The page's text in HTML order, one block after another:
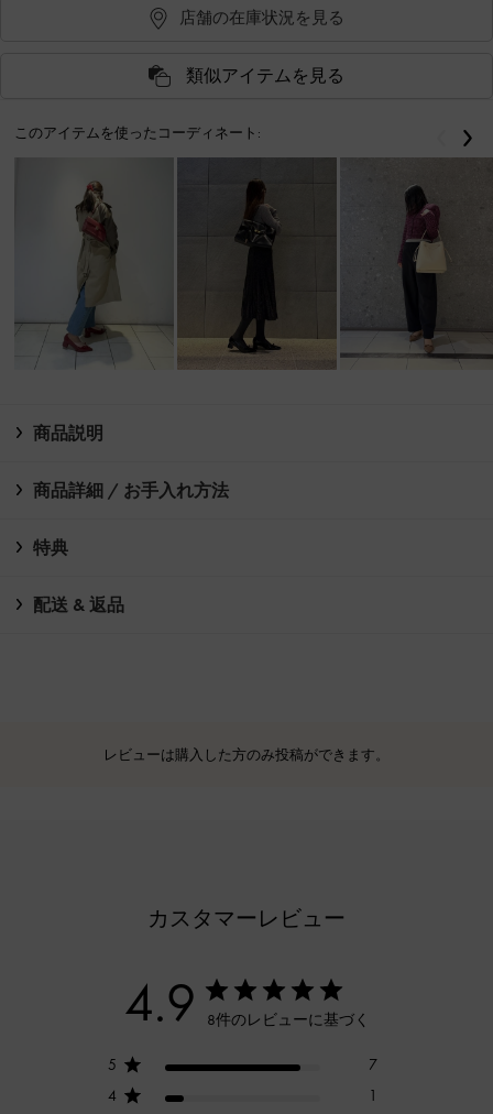
店舗の在庫状況を見る
類似アイテムを見る
このアイテムを使ったコーディネート: 戻る
商品説明
商品詳細 / お手入れ方法
特典
配送 & 返品
レビューは購入した方のみ投稿ができます。
カスタマーレビュー
4.9 8件のレビューに基づく
5
7
4
1